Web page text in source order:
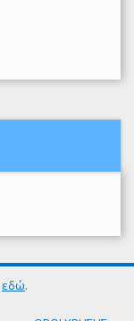
εδώ.